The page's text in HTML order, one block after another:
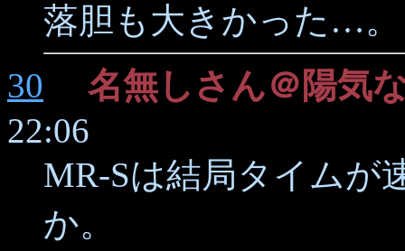
落胆も大きかった…。
30
名無しさん＠陽気
22:06
MR-Sは結局タイムが
か。